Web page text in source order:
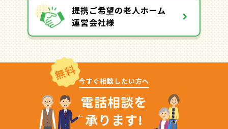
提携ご希望の老人ホーム
運営会社様
無料 今すぐ相談したい方へ
電話相談を
承ります!